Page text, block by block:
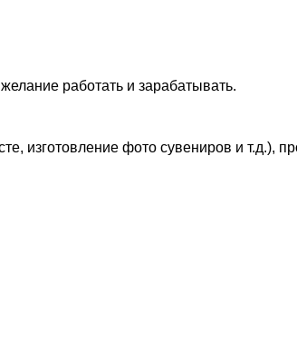
работать и зарабатывать.
изготовление фото сувениров и т.д.),